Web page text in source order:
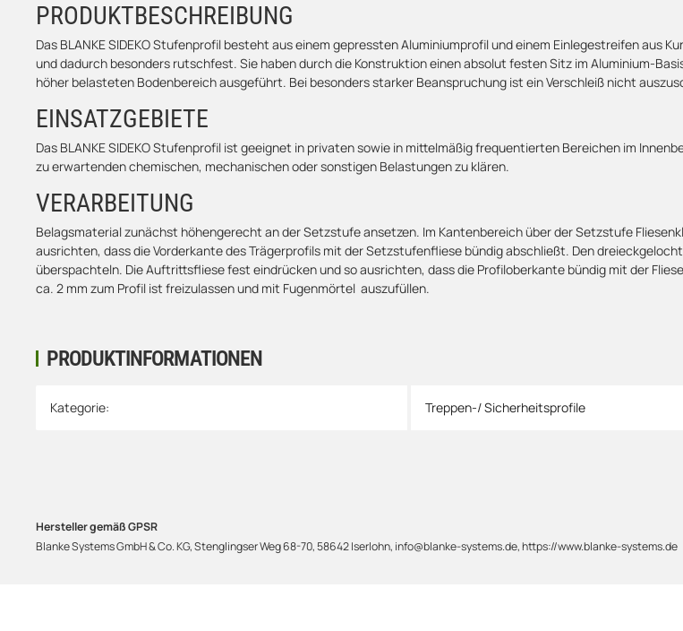
PRODUKTINFORMATIONEN
Produkteigenschaft
Wert
Kategorie: Treppen-/ Sicherheitsprofile
PRODUKTBESCHREIBUNG
Das BLANKE SIDEKO Stufenprofil besteht aus einem gepressten Aluminiumprofil und einem Einlegestreifen aus
und dadurch besonders rutschfest. Sie haben durch die Konstruktion einen absolut festen Sitz im Aluminium-
höher belasteten Bodenbereich ausgeführt. Bei besonders starker Beanspruchung ist ein Verschleiß nicht
EINSATZGEBIETE
Das BLANKE SIDEKO Stufenprofil ist geeignet in privaten sowie in mittelmäßig frequentierten Bereichen im
zu erwartenden chemischen, mechanischen oder sonstigen Belastungen zu klären.
VERARBEITUNG
Belagsmaterial zunächst höhengerecht an der Setzstufe ansetzen. Im Kantenbereich über der Setzstufe
ausrichten, dass die Vorderkante des Trägerprofils mit der Setzstufenfliese bündig abschließt. Den
überspachteln. Die Auftrittsfliese fest eindrücken und so ausrichten, dass die Profiloberkante bündig mit der
ca. 2 mm zum Profil ist freizulassen und mit Fugenmörtel auszufüllen.
Hersteller gemäß GPSR
Blanke Systems GmbH & Co. KG, Stenglingser Weg 68-70, 58642 Iserlohn, info@blanke-systems.de, https://www.blanke-systems.de